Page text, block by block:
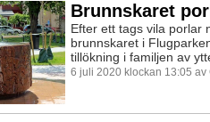
Brunnskaret
Efter ett tags vila porlar
brunnskaret i
tillökning i familjen av
6 juli 2020 klockan 13:05